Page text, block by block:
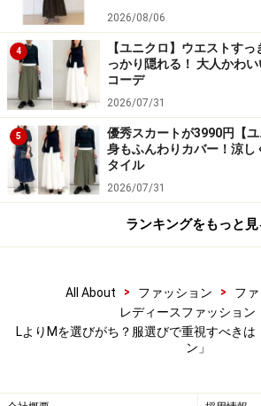
2026/08/06
4
【ユニクロ】ウエストす
っかり隠れる！ 大人かわ
コーデ
2026/07/31
5
優秀スカートが3990円【
身もふんわりカバー！涼し
タイル
2026/07/31
ランキングをもっと見
All About > ファッション > フ
レディースファッション
LよりMを選びがち？服選びで重視すべきは
ン」